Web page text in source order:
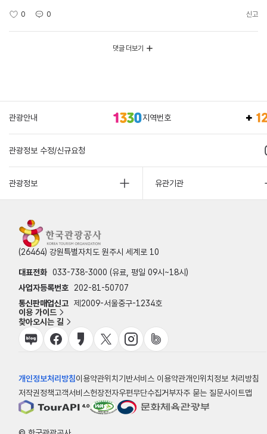
0 0 신고
댓글 더보기
관광안내 지역번호
관광정보 수정/신규요청
관광정보 유관기관
(26464) 강원특별자치도 원주시 세계로 10
대표전화 033-738-3000 (유료, 평일 09시~18시)
사업자등록번호
202-81-50707
통신판매업신고 제2009-서울중구-1234호
이용 가이드
찾아오시는 길
개인정보처리방침이용약관위치기반서비스 이용약관개인위치정보 처리방침
저작권정책고객서비스헌장전자우편무단수집거부자주 묻는 질문사이트맵